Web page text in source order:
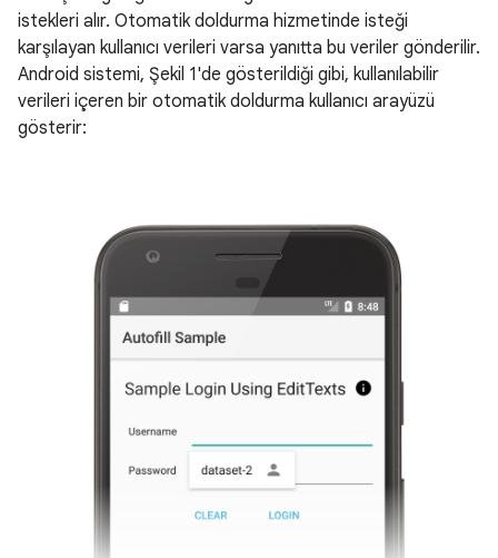
istekleri alır. Otomatik doldurma hizmetinde isteği
karşılayan kullanıcı verileri varsa yanıtta bu veriler gönderilir.
Android sistemi, Şekil 1'de gösterildiği gibi, kullanılabilir
verileri içeren bir otomatik doldurma kullanıcı arayüzü
gösterir: